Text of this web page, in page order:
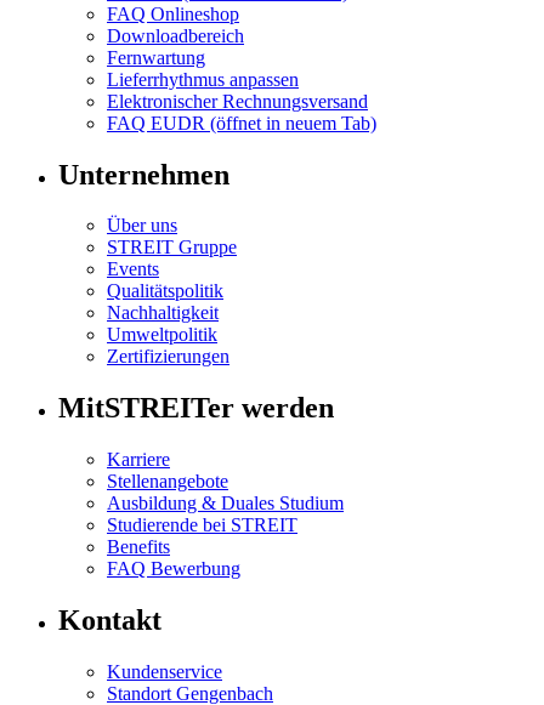
FAQ Onlineshop
Downloadbereich
Fernwartung
Lieferrhythmus anpassen
Elektronischer Rechnungsversand
FAQ EUDR (öffnet in neuem Tab)
Unternehmen
Über uns
STREIT Gruppe
Events
Qualitätspolitik
Nachhaltigkeit
Umweltpolitik
Zertifizierungen
MitSTREITer werden
Karriere
Stellenangebote
Ausbildung & Duales Studium
Studierende bei STREIT
Benefits
FAQ Bewerbung
Kontakt
Kundenservice
Standort Gengenbach